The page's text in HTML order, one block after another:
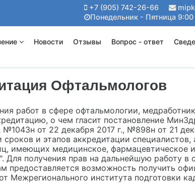
+7 (905) 742-26-66
Понедельник - Пятница
Новости Отзывы Вопрос - ответ
Офтальмологов
работ в сфере офтальмологии,
о чем гласит постановление
№1043н от 22 декабря 2017 г., №898н от 21
сроков и этапов аккредитации специалистов,
имеющих медицинское, фармацевтическое
Для получения прав на дальнейшую работу в
предоставляется возможность получить
Межрегионального института подготовки